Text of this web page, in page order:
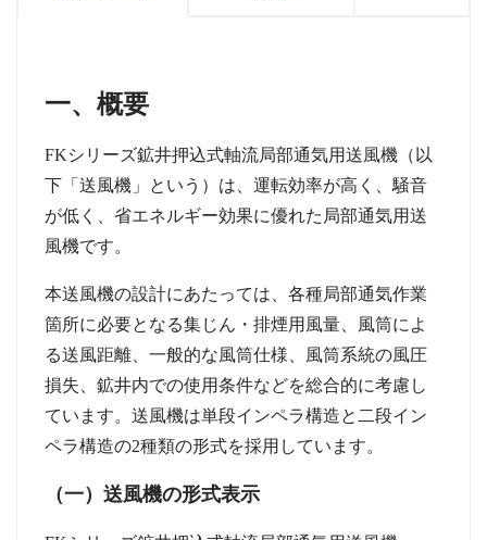
一、概要
FKシリーズ鉱井押込式軸流局部通気用送風機（以
下「送風機」という）は、運転効率が高く、騒音
が低く、省エネルギー効果に優れた局部通気用送
風機です。
本送風機の設計にあたっては、各種局部通気作業
箇所に必要となる集じん ・ 排煙用風量、風筒によ
る送風距離、一般的な風筒仕様、風筒系統の風圧
損失、鉱井内での使用条件などを総合的に考慮し
ています。送風機は単段インペラ構造と二段イン
ペラ構造の2種類の形式を採用しています。
（一）送風機の形式表示